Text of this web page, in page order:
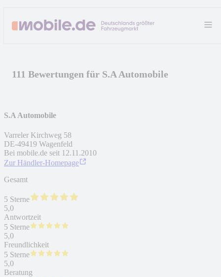
111 Bewertungen für S.A Automobile
S.A Automobile
Varreler Kirchweg 58
DE-49419 Wagenfeld
Bei mobile.de seit 12.11.2010
Zur Händler-Homepage
Gesamt
5 Sterne
5,0
Antwortzeit
5 Sterne
5,0
Freundlichkeit
5 Sterne
5,0
Beratung